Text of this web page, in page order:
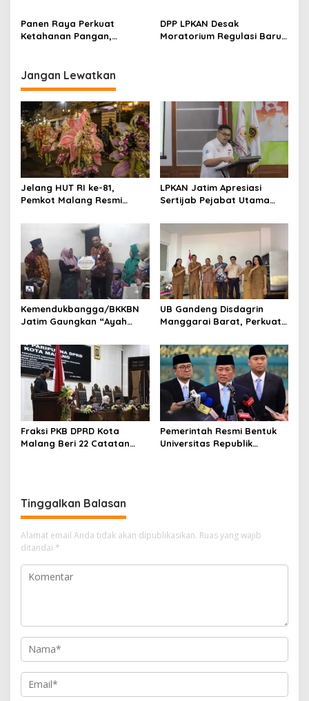
Raperda
Pertanggungjawaban APBD
Calon Pemimpin Masa
Depan
Panen Raya Perkuat
Ketahanan Pangan,
Petani hingga Tingkat
Nasional
DPP LPKAN Desak
Moratorium Regulasi Baru
Jangan Lewatkan
Jelang HUT RI ke-81,
Pemkot Malang Resmi
Dalam Kegiatan
Masyarakat
LPKAN Jatim Apresiasi
Sertijab Pejabat Utama
Penguatan PRESISI dan
Program JOGO JATIM
Kemendukbangga/BKKBN
Jatim Gaungkan “Ayah
GENTING di Harganas ke-33
UB Gandeng Disdagrin
Manggarai Barat, Perkuat
Inovasi Berkelanjutan
Fraksi PKB DPRD Kota
Malang Beri 22 Catatan
Pemerintah Resmi Bentuk
Universitas Republik
Tinggalkan Balasan
Alamat email Anda tidak akan dipublikasikan. Ruas yang wajib
ditandai *